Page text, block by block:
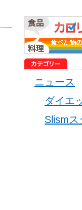
ニュース
ダイエ
Slism